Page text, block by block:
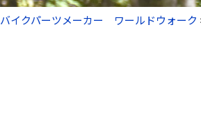
バイクパーツメーカー ワールドウォーク